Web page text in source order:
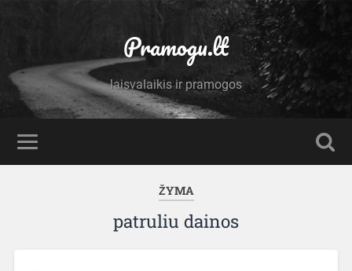
Pramogu.lt
laisvalaikis ir pramogos
ŽYMA
patruliu dainos